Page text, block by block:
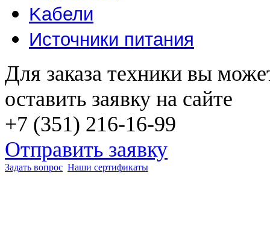
Kабели
Источники питания
Для заказа техники вы
оставить заявку на сайте
+7 (351) 216-16-99
Отправить заявку
Задать вопрос Наши сертификаты